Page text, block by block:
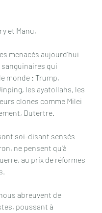
et Manu,
menacés aujourd'hui
sanguinaires qui
monde : Trump,
les ayatollahs, les
clones comme Milei
Dutertre.
soi-disant sensés
ne pensent qu'à
au prix de réformes
abreuvent de
poussant à